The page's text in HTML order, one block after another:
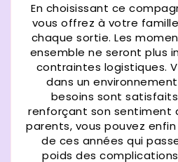
En choisissant ce
vous offrez à votre
chaque sortie. Les
ensemble ne seront plus
contraintes logistiques.
dans un
besoins sont
renforçant son sentiment
parents, vous pouvez
de ces années qui
poids des